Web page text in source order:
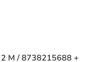
M / 8738215688 +